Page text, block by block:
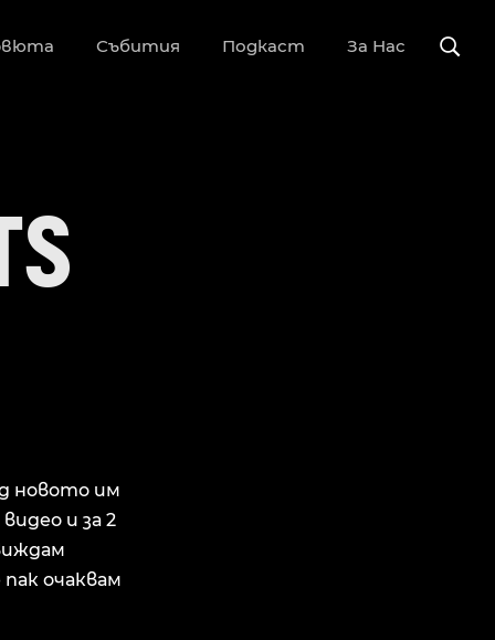
Събития Подкаст За Нас
новото им
и за 2
очаквам